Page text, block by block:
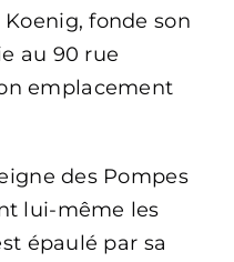
Koenig, fonde son
au 90 rue
emplacement
des Pompes
lui-même les
épaulé par sa